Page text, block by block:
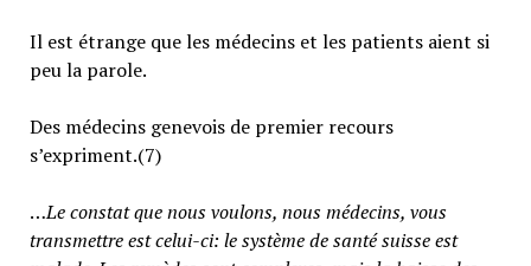
Il est étrange que les médecins et les patients aient si
peu la parole.
Des médecins genevois de premier recours
s’expriment.(7)
…Le constat que nous voulons, nous médecins, vous
transmettre est celui-ci: le système de santé suisse est